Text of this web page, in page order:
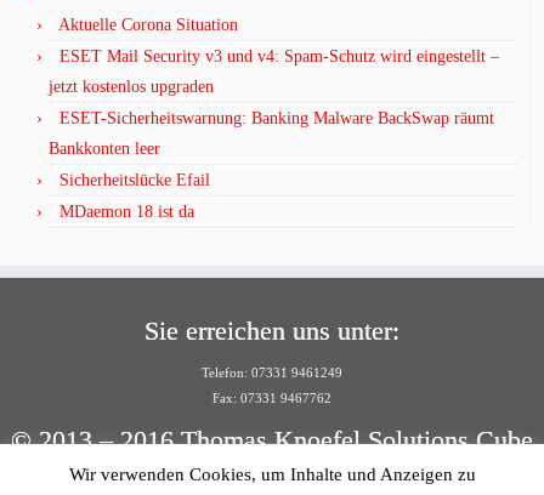
Aktuelle Corona Situation
ESET Mail Security v3 und v4: Spam-Schutz wird eingestellt –
jetzt kostenlos upgraden
ESET-Sicherheitswarnung: Banking Malware BackSwap räumt
Bankkonten leer
Sicherheitslücke Efail
MDaemon 18 ist da
Sie erreichen uns unter:
Telefon: 07331 9461249
Fax: 07331 9467762
© 2013 – 2016 Thomas Knoefel Solutions Cube
Per E-Mail:
Wir verwenden Cookies, um Inhalte und Anzeigen zu